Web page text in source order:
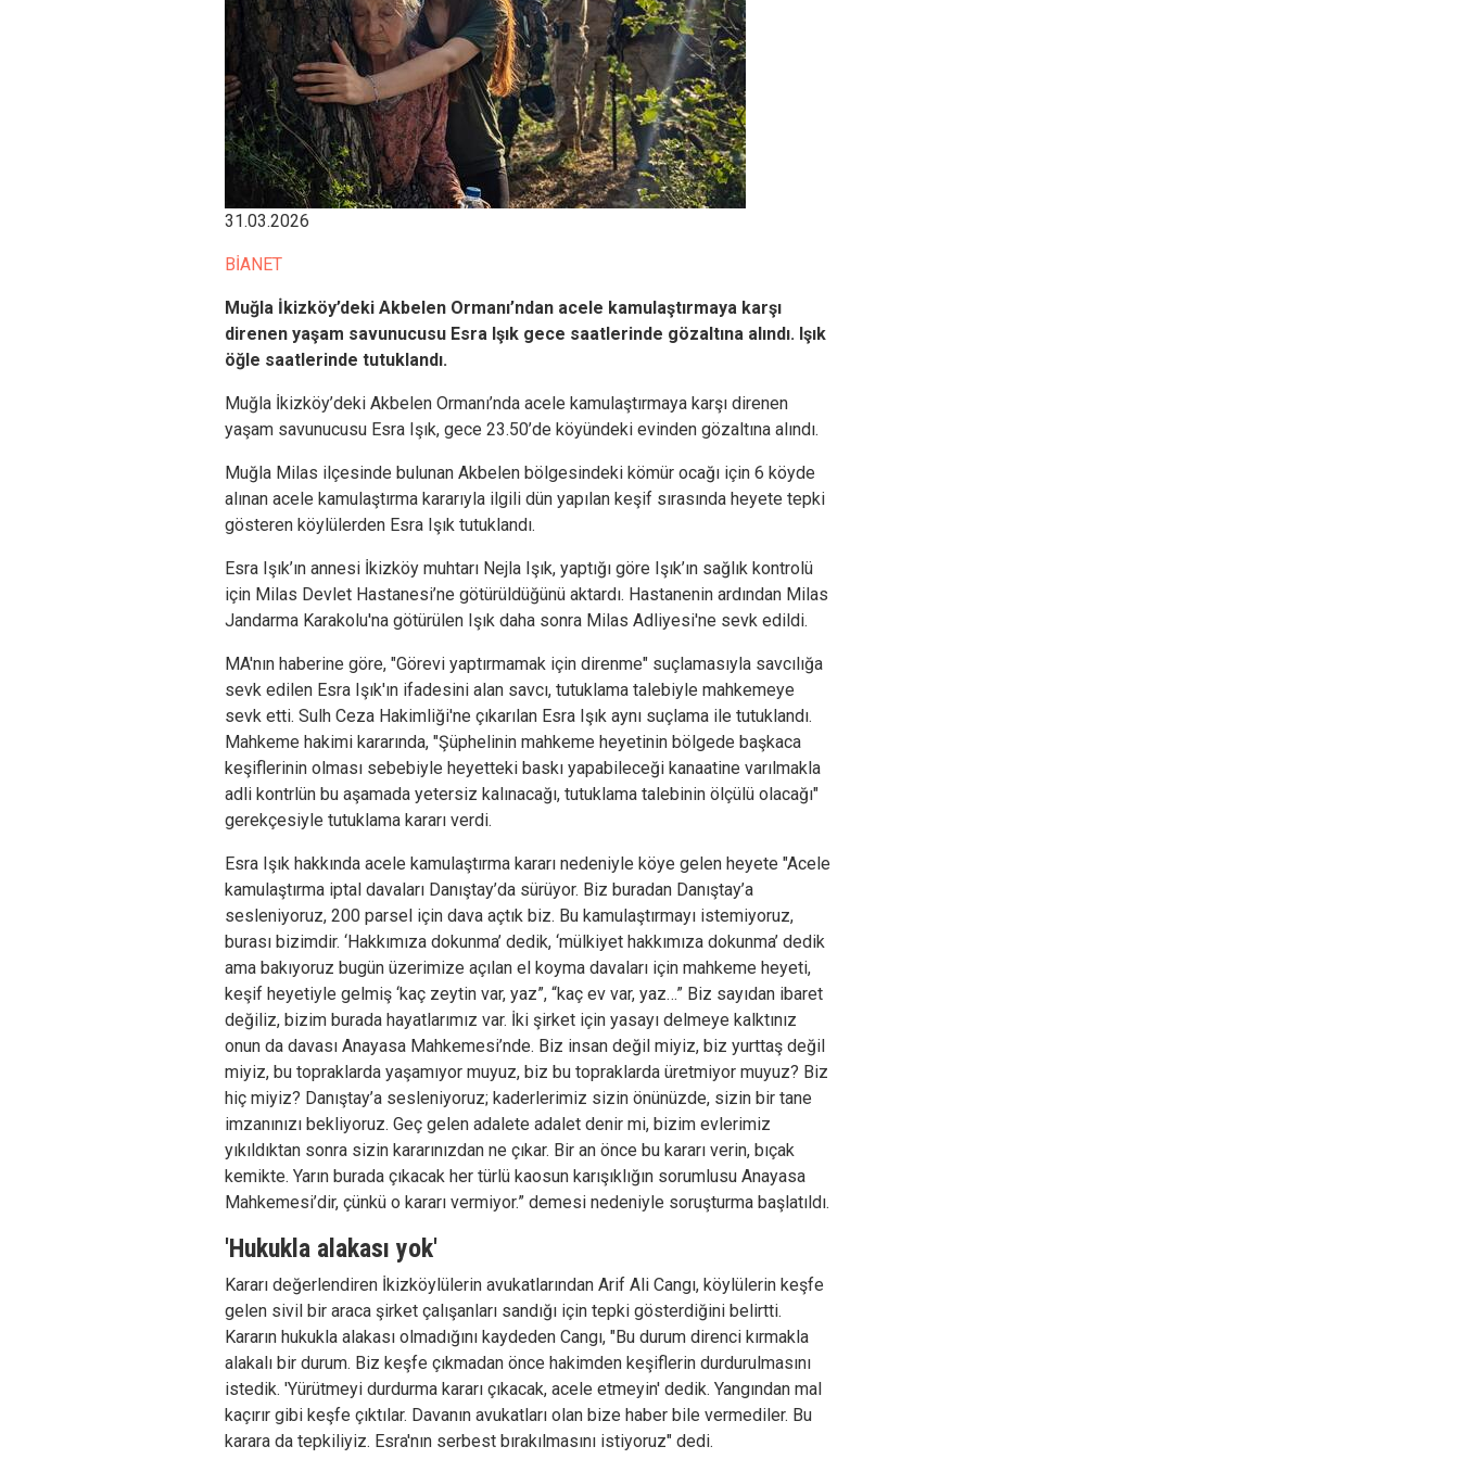
31.03.2026
BİANET
Muğla İkizköy’deki Akbelen Ormanı’ndan acele kamulaştırmaya karşı
direnen yaşam savunucusu Esra Işık gece saatlerinde gözaltına alındı. Işık
öğle saatlerinde tutuklandı.
Muğla İkizköy’deki Akbelen Ormanı’nda acele kamulaştırmaya karşı direnen
yaşam savunucusu Esra Işık, gece 23.50’de köyündeki evinden gözaltına alındı.
Muğla Milas ilçesinde bulunan Akbelen bölgesindeki kömür ocağı için 6 köyde
alınan acele kamulaştırma kararıyla ilgili dün yapılan keşif sırasında heyete tepki
gösteren köylülerden Esra Işık tutuklandı.
Esra Işık’ın annesi İkizköy muhtarı Nejla Işık, yaptığı göre Işık’ın sağlık kontrolü
için Milas Devlet Hastanesi’ne götürüldüğünü aktardı. Hastanenin ardından Milas
Jandarma Karakolu'na götürülen Işık daha sonra Milas Adliyesi'ne sevk edildi.
MA'nın haberine göre, "Görevi yaptırmamak için direnme" suçlamasıyla savcılığa
sevk edilen Esra Işık'ın ifadesini alan savcı, tutuklama talebiyle mahkemeye
sevk etti. Sulh Ceza Hakimliği'ne çıkarılan Esra Işık aynı suçlama ile tutuklandı.
Mahkeme hakimi kararında, "Şüphelinin mahkeme heyetinin bölgede başkaca
keşiflerinin olması sebebiyle heyetteki baskı yapabileceği kanaatine varılmakla
adli kontrlün bu aşamada yetersiz kalınacağı, tutuklama talebinin ölçülü olacağı"
gerekçesiyle tutuklama kararı verdi.
Esra Işık hakkında acele kamulaştırma kararı nedeniyle köye gelen heyete "Acele
kamulaştırma iptal davaları Danıştay’da sürüyor. Biz buradan Danıştay’a
sesleniyoruz, 200 parsel için dava açtık biz. Bu kamulaştırmayı istemiyoruz,
burası bizimdir. ‘Hakkımıza dokunma’ dedik, ‘mülkiyet hakkımıza dokunma’ dedik
ama bakıyoruz bugün üzerimize açılan el koyma davaları için mahkeme heyeti,
keşif heyetiyle gelmiş ‘kaç zeytin var, yaz”, “kaç ev var, yaz…” Biz sayıdan ibaret
değiliz, bizim burada hayatlarımız var. İki şirket için yasayı delmeye kalktınız
onun da davası Anayasa Mahkemesi’nde. Biz insan değil miyiz, biz yurttaş değil
miyiz, bu topraklarda yaşamıyor muyuz, biz bu topraklarda üretmiyor muyuz? Biz
hiç miyiz? Danıştay’a sesleniyoruz; kaderlerimiz sizin önünüzde, sizin bir tane
imzanınızı bekliyoruz. Geç gelen adalete adalet denir mi, bizim evlerimiz
yıkıldıktan sonra sizin kararınızdan ne çıkar. Bir an önce bu kararı verin, bıçak
kemikte. Yarın burada çıkacak her türlü kaosun karışıklığın sorumlusu Anayasa
Mahkemesi’dir, çünkü o kararı vermiyor.” demesi nedeniyle soruşturma başlatıldı.
'Hukukla alakası yok'
Kararı değerlendiren İkizköylülerin avukatlarından Arif Ali Cangı, köylülerin keşfe
gelen sivil bir araca şirket çalışanları sandığı için tepki gösterdiğini belirtti.
Kararın hukukla alakası olmadığını kaydeden Cangı, "Bu durum direnci kırmakla
alakalı bir durum. Biz keşfe çıkmadan önce hakimden keşiflerin durdurulmasını
istedik. 'Yürütmeyi durdurma kararı çıkacak, acele etmeyin' dedik. Yangından mal
kaçırır gibi keşfe çıktılar. Davanın avukatları olan bize haber bile vermediler. Bu
karara da tepkiliyiz. Esra'nın serbest bırakılmasını istiyoruz" dedi.